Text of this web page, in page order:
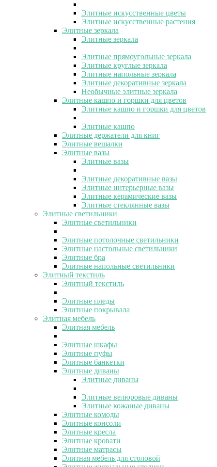
Элитные искусственные цветы
Элитные искусственные растения
Элитные зеркала
Элитные зеркала
Элитные прямоугольные зеркала
Элитные круглые зеркала
Элитные напольные зеркала
Элитные декоративные зеркала
Необычные элитные зеркала
Элитные кашпо и горшки для цветов
Элитные кашпо и горшки для цветов
Элитные кашпо
Элитные держатели для книг
Элитные вешалки
Элитные вазы
Элитные вазы
Элитные декоративные вазы
Элитные интерьерные вазы
Элитные керамические вазы
Элитные стеклянные вазы
Элитные светильники
Элитные светильники
Элитные потолочные светильники
Элитные настольные светильники
Элитные бра
Элитные напольные светильники
Элитный текстиль
Элитный текстиль
Элитные пледы
Элитные покрывала
Элитная мебель
Элитная мебель
Элитные шкафы
Элитные пуфы
Элитные банкетки
Элитные диваны
Элитные диваны
Элитные велюровые диваны
Элитные кожаные диваны
Элитные комоды
Элитные консоли
Элитные кресла
Элитные кровати
Элитные матрасы
Элитная мебель для столовой